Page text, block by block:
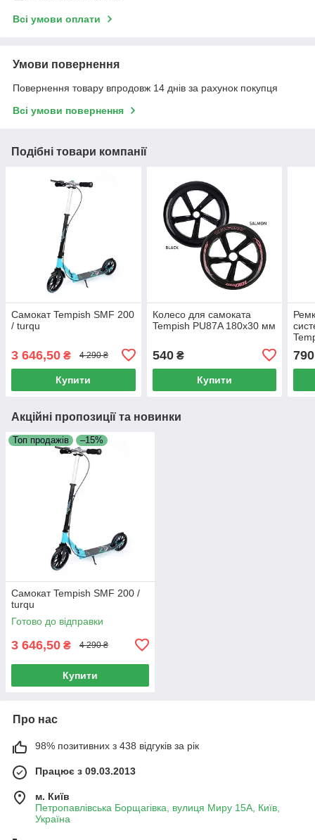
Всі умови оплати
Умови повернення
Повернення товару впродовж 14 днів за рахунок покупця
Всі умови повернення
Подібні товари компанії
Самокат Tempish SMF 200
/ turqu
3 646,50 ₴ 4 290 ₴
Купити
Колесо для самоката
Tempish PU87A 180x30 мм
540₴
Купити
790
Акційні пропозиції та новинки
Топ продажів –15%
Самокат Tempish SMF 200 /
turqu
Готово до відправки
3 646,50 ₴ 4 290 ₴
Купити
Про нас
98% позитивних з 438 відгуків за рік
Працює з 09.03.2013
м. Київ
Петропавлівська Борщагівка, вулиця Миру 15А, Київ,
Україна